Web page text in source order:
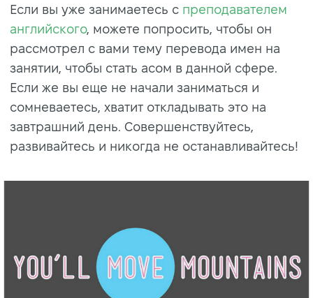
Если вы уже занимаетесь с преподавателем
английского, можете попросить, чтобы он
рассмотрел с вами тему перевода имен на
занятии, чтобы стать асом в данной сфере.
Если же вы еще не начали заниматься и
сомневаетесь, хватит откладывать это на
завтрашний день. Совершенствуйтесь,
развивайтесь и никогда не останавливайтесь!